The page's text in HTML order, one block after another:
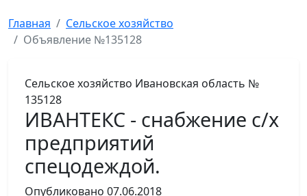
Главная
Сельское хозяйство
Объявление №135128
Сельское хозяйство Ивановская область №
135128
ИВАНТЕКС - снабжение с/х
предприятий
спецодеждой.
Опубликовано 07.06.2018